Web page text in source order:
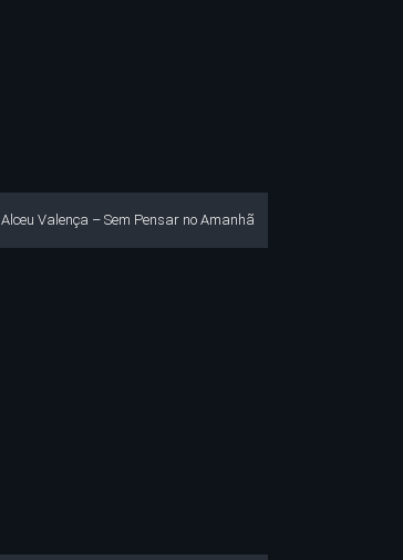
Alceu Valença – Sem Pensar no Amanhã